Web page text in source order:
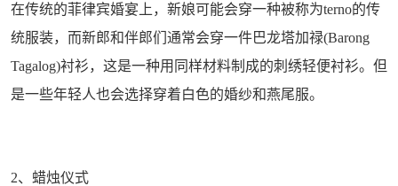
在传统的菲律宾婚宴上，新娘可能会穿一种被称为terno的传
统服装，而新郎和伴郎们通常会穿一件巴龙塔加禄(Barong
Tagalog)衬衫，这是一种用同样材料制成的刺绣轻便衬衫。但
是一些年轻人也会选择穿着白色的婚纱和燕尾服。
2、蜡烛仪式